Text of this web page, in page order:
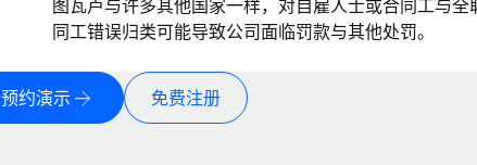
图瓦卢与许多其他国家一样，对自雇人士或合同工与
同工错误归类可能导致公司面临罚款与其他处罚。
预约演示 免费注册